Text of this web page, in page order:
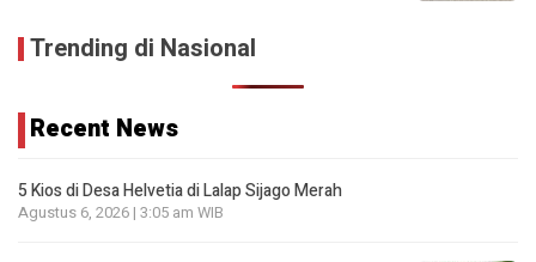
Trending di Nasional
Recent News
5 Kios di Desa Helvetia di Lalap Sijago Merah
Agustus 6, 2026 | 3:05 am WIB